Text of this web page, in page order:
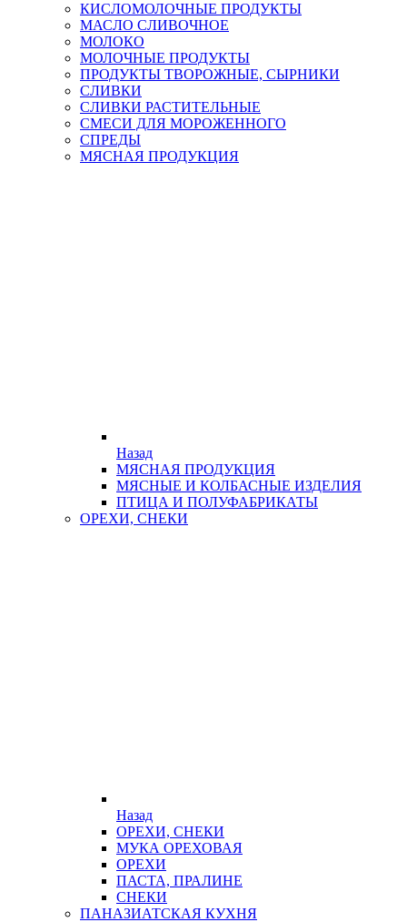
КИСЛОМОЛОЧНЫЕ ПРОДУКТЫ
МАСЛО СЛИВОЧНОЕ
МОЛОКО
МОЛОЧНЫЕ ПРОДУКТЫ
ПРОДУКТЫ ТВОРОЖНЫЕ, СЫРНИКИ
СЛИВКИ
СЛИВКИ РАСТИТЕЛЬНЫЕ
СМЕСИ ДЛЯ МОРОЖЕННОГО
СПРЕДЫ
МЯСНАЯ ПРОДУКЦИЯ
Назад
МЯСНАЯ ПРОДУКЦИЯ
МЯСНЫЕ И КОЛБАСНЫЕ ИЗДЕЛИЯ
ПТИЦА И ПОЛУФАБРИКАТЫ
ОРЕХИ, СНЕКИ
Назад
ОРЕХИ, СНЕКИ
МУКА ОРЕХОВАЯ
ОРЕХИ
ПАСТА, ПРАЛИНЕ
СНЕКИ
ПАНАЗИАТСКАЯ КУХНЯ